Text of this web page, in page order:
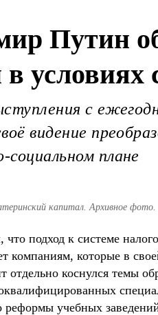
Путин
в условиях
с
видение
социальном плане
капитал. Архивное фото.
подход к системе
компаниям, которые в
отдельно коснулся темы
реформы учебных